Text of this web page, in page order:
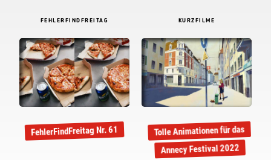
FEHLERFINDFREITAG
FehlerFindFreitag Nr. 61
KURZFILME
Tolle Animationen für das
Annecy Festival 2022